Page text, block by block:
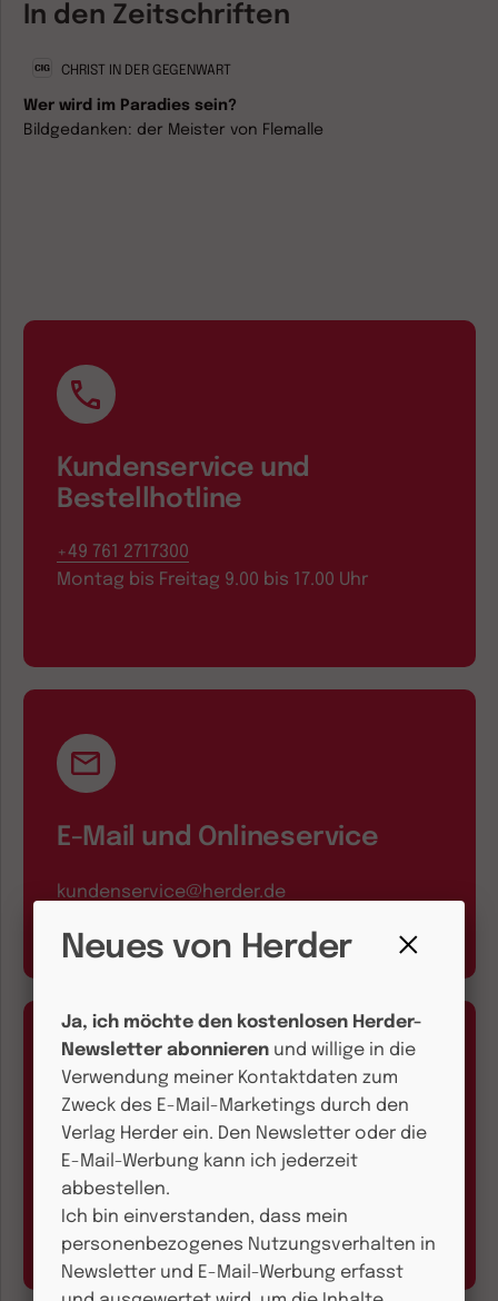
In den Zeitschriften
CHRIST IN DER GEGENWART
Wer wird im Paradies sein?
Bildgedanken: der Meister von Flemalle
Kundenservice und
Bestellhotline
+49 761 2717300
Montag bis Freitag 9.00 bis 17.00 Uhr
E-Mail und Onlineservice
kundenservice@herder.de
Aboservice
Abo online kündigen
Hier geht’s zum Formular
schließen
Neues von Herder
Ja, ich möchte den kostenlosen Herder-
Newsletter abonnieren und willige in die
Verwendung meiner Kontaktdaten zum
Zweck des E-Mail-Marketings durch den
Verlag Herder ein. Den Newsletter oder die
E-Mail-Werbung kann ich jederzeit
abbestellen.
Ich bin einverstanden, dass mein
personenbezogenes Nutzungsverhalten in
Newsletter und E-Mail-Werbung erfasst